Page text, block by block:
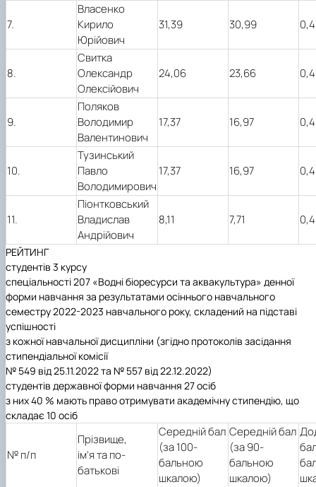
7.
Власенко
Кирило
Юрійович
31,39 30,99 0,4
8.
Свитка
Олександр
Олексійович
24,06 23,66 0,4
9.
Поляков
Володимир
Валентинович
17,37 16,97 0,4
10.
Тузинський
Павло
Володимирович
17,37 16,97 0,4
11.
Піонтковський
Владислав
Андрійович
8,11 7,71 0,4
РЕЙТИНГ
студентів 3 курсу
спеціальності 207 «Водні біоресурси та аквакультура» денної
форми навчання за результатами осіннього навчального
семестру 2022-2023 навчального року, складений на підставі
успішності
з кожної навчальної дисципліни (згідно протоколів засідання
стипендіальної комісії
№ 549 від 25.11.2022 та № 557 від 22.12.2022)
студентів державної форми навчання 27 осіб
з них 40 % мають право отримувати академічну стипендію, що
складає 10 осіб
№ п/п
Прізвище,
ім’я та по-
батькові
Середній бал
(за 100-
бальною
шкалою)
Середній бал
(за 90-
бальною
шкалою)